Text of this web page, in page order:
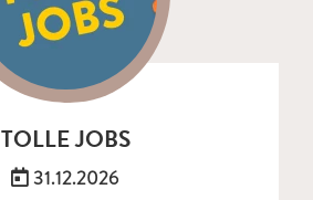
TOLLE JOBS
Veröffentlicht am:
31.12.2026